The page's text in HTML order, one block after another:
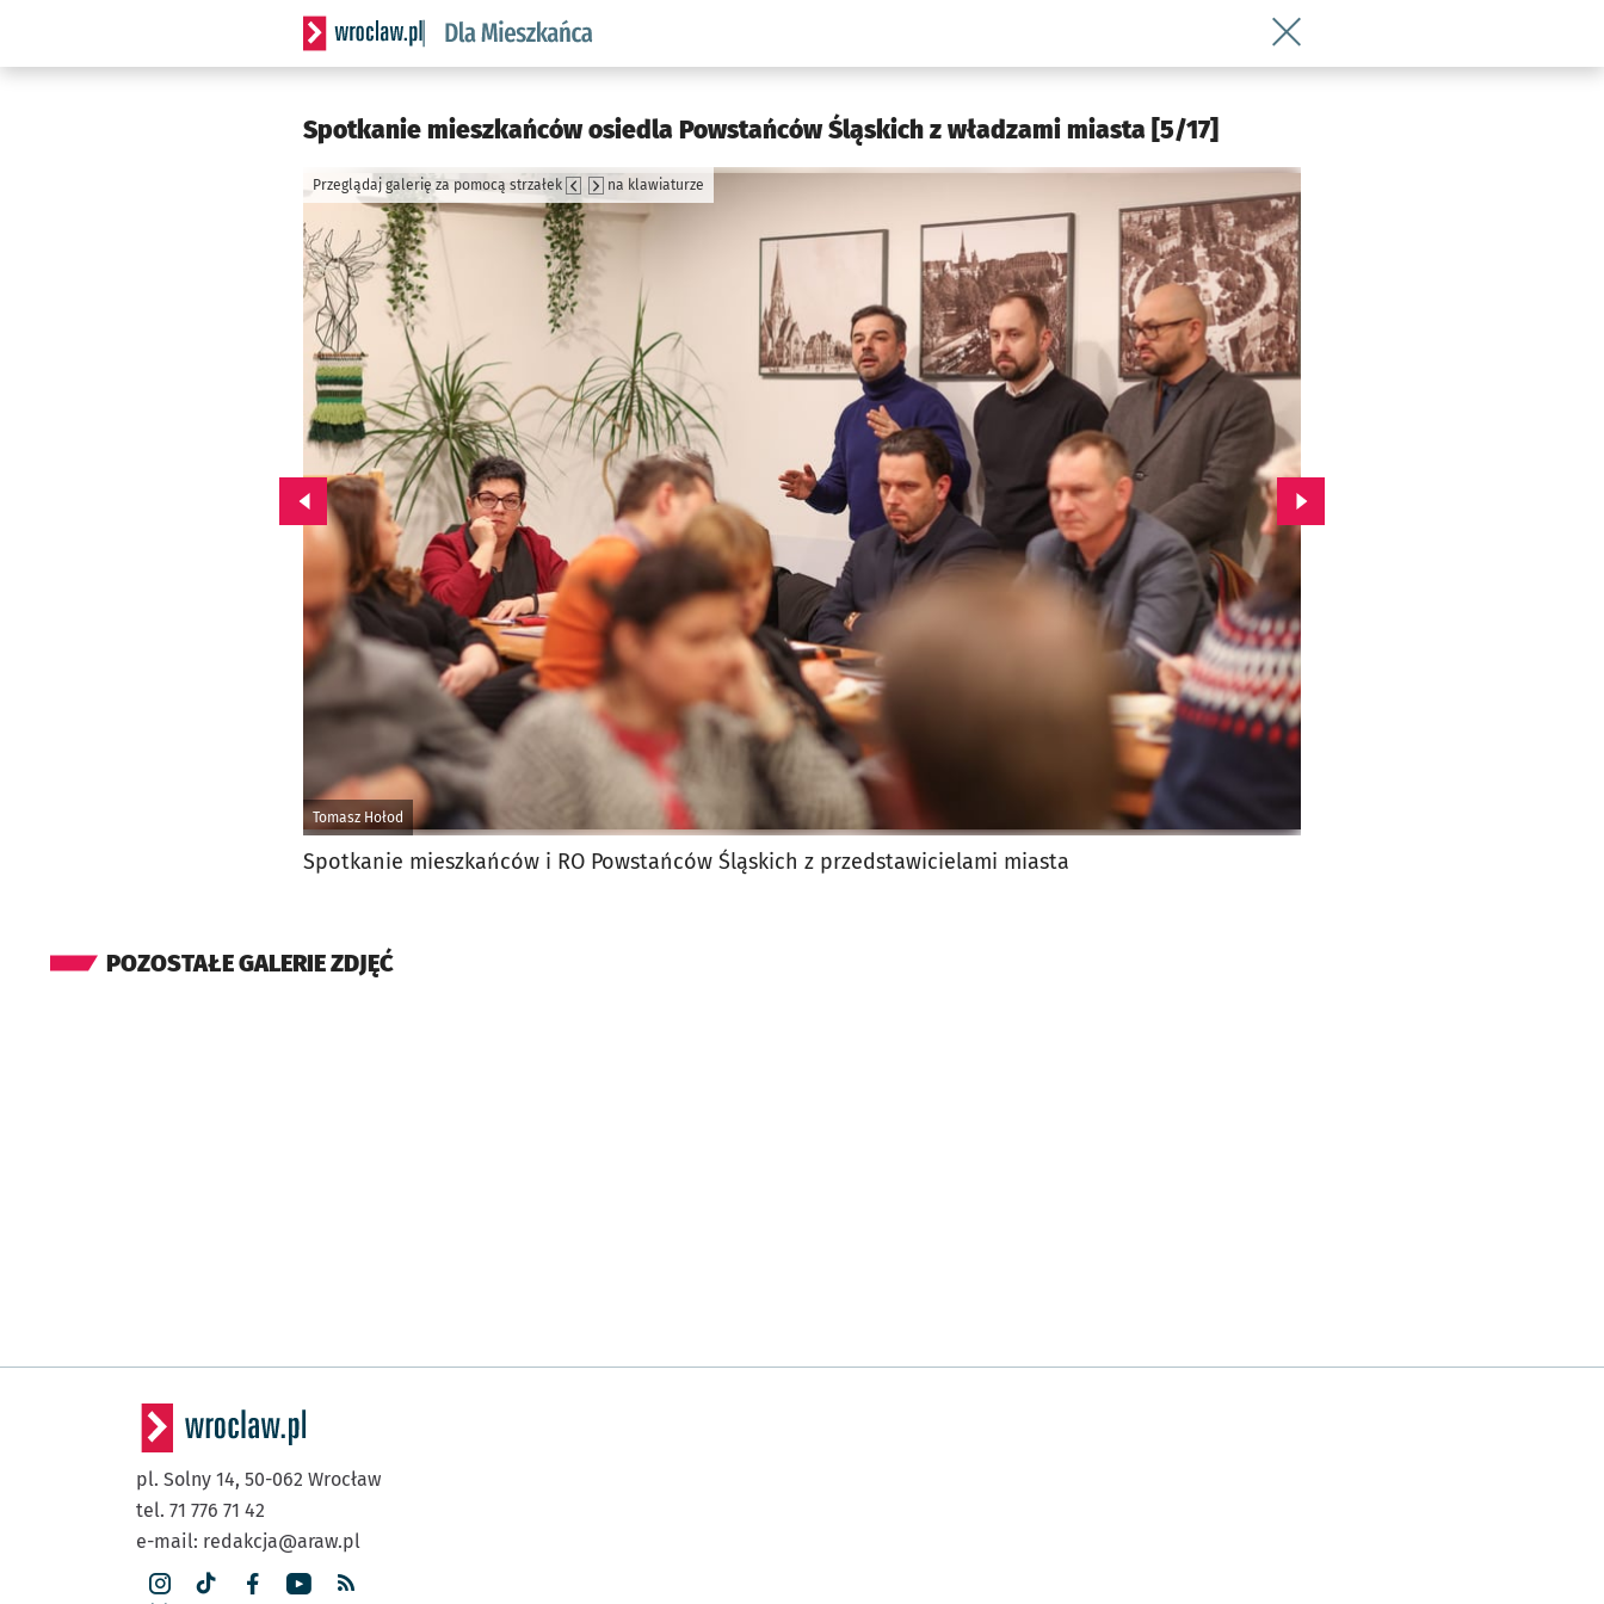
Serwis informacyjny wroclaw.pl podserwis: Dla mieszkańca
Wróć do artykułu Spotkanie
Spotkanie mieszkańców osiedla Powstańców Śląskich z władzami miasta [5/17]
Tomasz Hołod
Przeglądaj galerię za pomocą strzałek na klawiaturze
Przejdź do poprzedniego zdjęcia. Przejdź do kolejnego zdjęcia.
Spotkanie mieszkańców i RO Powstańców Śląskich z przedstawicielami miasta
POZOSTAŁE GALERIE ZDJĘĆ
pl. Solny 14, 50-062 Wrocław
tel. 71 776 71 42
e-mail: redakcja@araw.pl